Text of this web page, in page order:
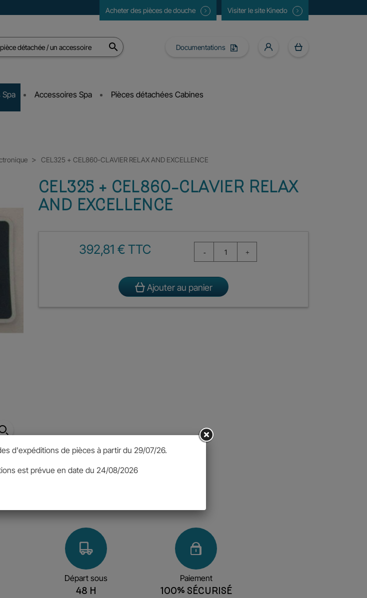
Acheter des pièces de douche Visiter le site Kinedo
 Documentations
Accessoires Spa Pièces détachées Cabines
CEL325 + CEL860-CLAVIER RELAX AND EXCELLENCE
CEL325 + CEL860-CLAVIER RELAX
AND EXCELLENCE
392,81 € TTC
Ajouter au panier
Départ sous
48 H
Paiement
100% SÉCURISÉ
d'expéditions de pièces à partir du 29/07/26.
est prévue en date du 24/08/2026